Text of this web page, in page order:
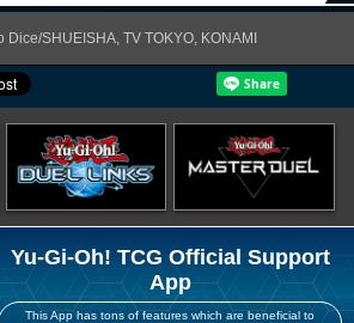
SHUEISHA, TV TOKYO, KONAMI
Yu-Gi-Oh! TCG Official Support
App
This App has tons of features which are beneficial to